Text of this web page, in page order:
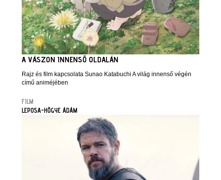
A VÁSZON INNENSŐ OLDALÁN
Rajz és film kapcsolata Sunao Katabuchi A világ innenső végén
című animéjében
FILM
LEPOSA-HŐGYE ÁDÁM